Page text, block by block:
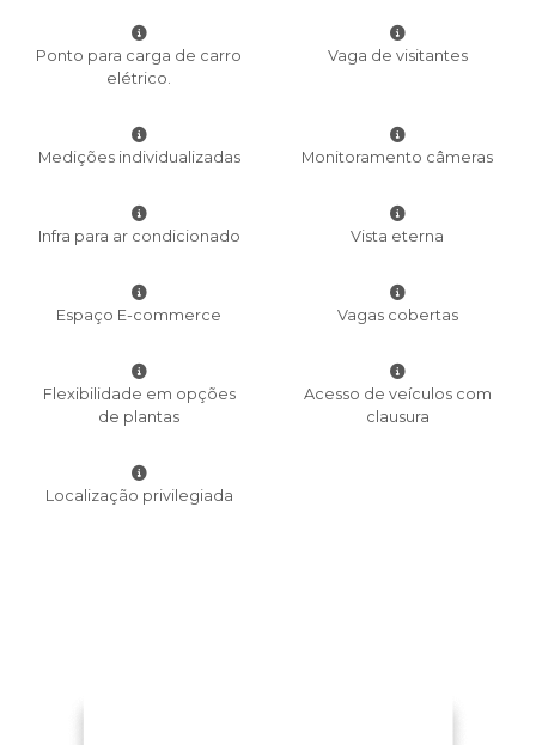
Ponto para carga de carro
elétrico.
Vaga de visitantes
Medições individualizadas Monitoramento câmeras
Infra para ar condicionado Vista eterna
Espaço E-commerce Vagas cobertas
Flexibilidade em opções
de plantas
Acesso de veículos com
clausura
Localização privilegiada